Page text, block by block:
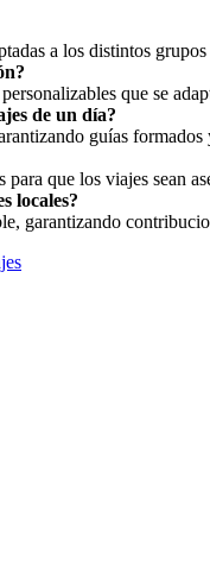
a los distintos
que se
de un día?
guías
que los viajes sean
locales?
garantizando